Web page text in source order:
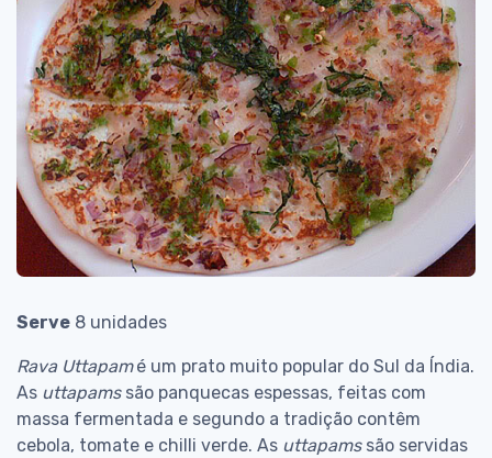
Serve 8 unidades
Rava Uttapam é um prato muito popular do Sul da Índia.
As uttapamssão panquecas espessas, feitas com
massa fermentada e segundo a tradição contêm
cebola, tomate e chilli verde. As uttapamssão servidas